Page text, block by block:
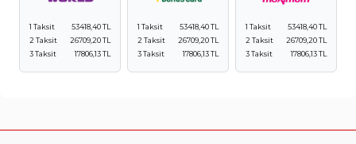
1 Taksit
53418,40 TL
2 Taksit
26709,20 TL
3 Taksit
17806,13 TL
1 Taksit
53418,40 TL
2 Taksit
26709,20 TL
3 Taksit
17806,13 TL
1 Taksit
53418,40 TL
2 Taksit
26709,20 TL
3 Taksit
17806,13 TL